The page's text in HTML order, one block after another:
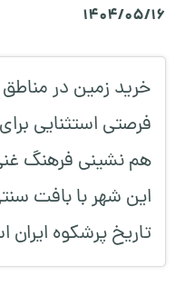
1404/05/16
خرید زمین در
فرصتی استثنایی
هم نشینی فرهنگ
این شهر با بافت
تاریخ پرشکوه